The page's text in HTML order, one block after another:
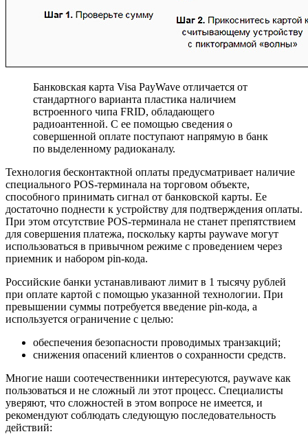
Банковская карта Visa PayWave отличается от
стандартного варианта пластика наличием
встроенного чипа FRID, обладающего
радиоантенной. С ее помощью сведения о
совершенной оплате поступают напрямую в банк
по выделенному радиоканалу.
Технология бесконтактной оплаты предусматривает наличие
специального POS-терминала на торговом объекте,
способного принимать сигнал от банковской карты. Ее
достаточно поднести к устройству для подтверждения оплаты.
При этом отсутствие POS-терминала не станет препятствием
для совершения платежа, поскольку карты paywave могут
использоваться в привычном режиме с проведением через
приемник и набором pin-кода.
Российские банки устанавливают лимит в 1 тысячу рублей
при оплате картой с помощью указанной технологии. При
превышении суммы потребуется введение pin-кода, а
используется ограничение с целью:
обеспечения безопасности проводимых транзакций;
снижения опасений клиентов о сохранности средств.
Многие наши соотечественники интересуются, paywave как
пользоваться и не сложный ли этот процесс. Специалисты
уверяют, что сложностей в этом вопросе не имеется, и
рекомендуют соблюдать следующую последовательность
действий: